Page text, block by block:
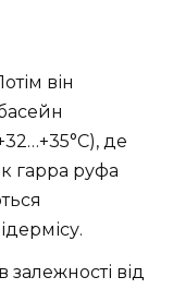
він
де
гарра руфа
від